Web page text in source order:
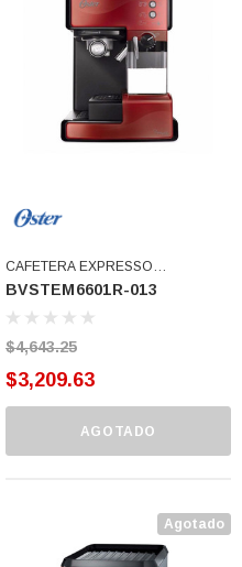
AL CARRITO
CAFETERA EXPRESSO
CAPPUCCINO AUTOMATICA
OSTER (BVSTEM6601R-013)
BVSTEM6601R-013
$4,643.25
$3,209.63
AGOTADO
Agotado